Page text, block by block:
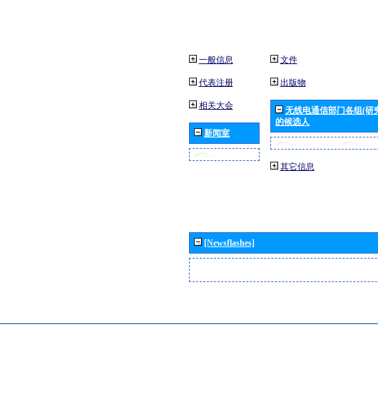
一般信息
代表注册
相关大会
新闻室
文件
出版物
无线电通信部门各组(研
的候选人
其它信息
[Newsflashes]